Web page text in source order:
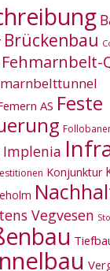
Brückenbau
Fehmarnbelt-
AS Feste
Implenia
Konjunktur
Vegvesen